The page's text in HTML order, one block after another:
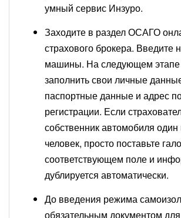
умный сервис Инзуро.
Заходите в раздел ОСАГО
страхового брокера. Введите
машины. На следующем этапе
заполнить свои личные
паспортные данные и адрес
регистрации. Если
собственник автомобиля один
человек, просто поставьте
соответствующем поле и
дублируется автоматически.
До введения режима
обязательным документом для